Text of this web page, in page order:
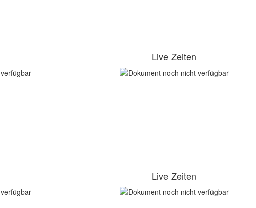
Live Zeiten
Live Zeiten